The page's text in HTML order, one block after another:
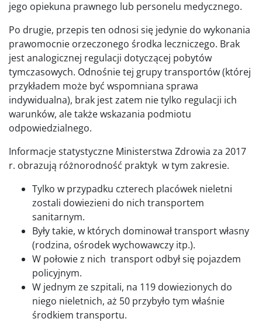
jego opiekuna prawnego lub personelu medycznego.
Po drugie, przepis ten odnosi się jedynie do wykonania
prawomocnie orzeczonego środka leczniczego. Brak
jest analogicznej regulacji dotyczącej pobytów
tymczasowych. Odnośnie tej grupy transportów (której
przykładem może być wspomniana sprawa
indywidualna), brak jest zatem nie tylko regulacji ich
warunków, ale także wskazania podmiotu
odpowiedzialnego.
Informacje statystyczne Ministerstwa Zdrowia za 2017
r. obrazują różnorodność praktyk w tym zakresie.
Tylko w przypadku czterech placówek nieletni
zostali dowiezieni do nich transportem
sanitarnym.
Były takie, w których dominował transport własny
(rodzina, ośrodek wychowawczy itp.).
W połowie z nich transport odbył się pojazdem
policyjnym.
W jednym ze szpitali, na 119 dowiezionych do
niego nieletnich, aż 50 przybyło tym właśnie
środkiem transportu.